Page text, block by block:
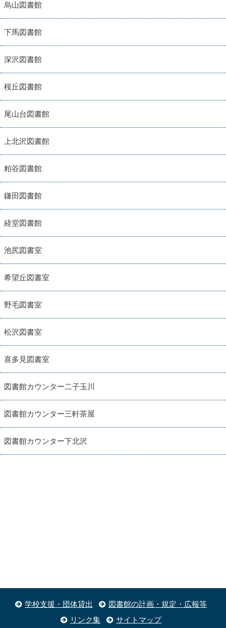
烏山図書館
下馬図書館
深沢図書館
桜丘図書館
尾山台図書館
上北沢図書館
粕谷図書館
鎌田図書館
経堂図書館
池尻図書室
希望丘図書室
野毛図書室
松沢図書室
喜多見図書室
図書館カウンター二子玉川
図書館カウンター三軒茶屋
図書館カウンター下北沢
学校支援・団体貸出
図書館の計画・規定・広報等
リンク集
サイトマップ